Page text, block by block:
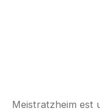
Meistratzheim est